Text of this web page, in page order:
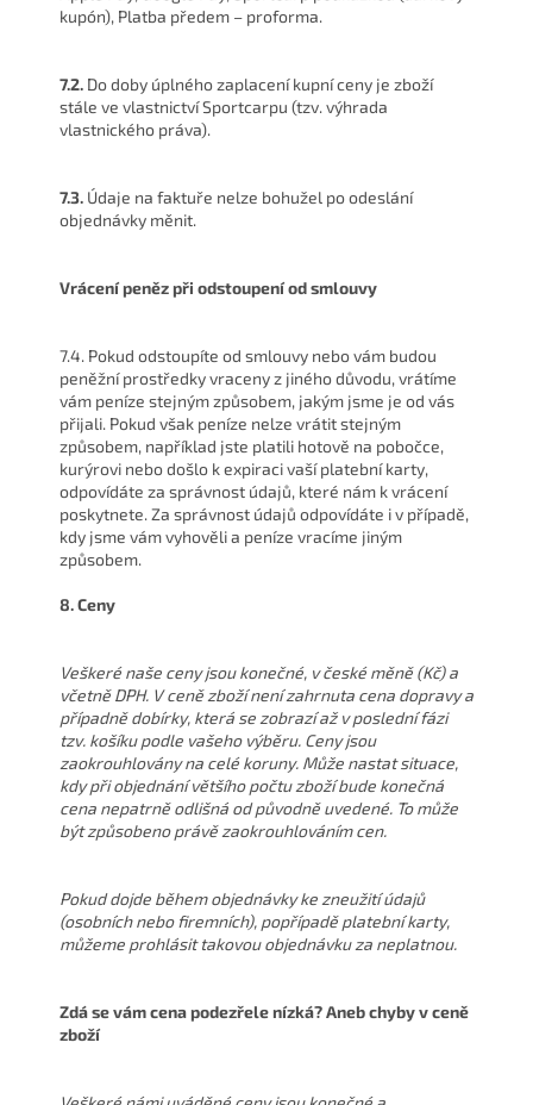
kupón), Platba předem – proforma.
7.2. Do doby úplného zaplacení kupní ceny je zboží
stále ve vlastnictví Sportcarpu (tzv. výhrada
vlastnického práva).
7.3. Údaje na faktuře nelze bohužel po odeslání
objednávky měnit.
Vrácení peněz při odstoupení od smlouvy
7.4. Pokud odstoupíte od smlouvy nebo vám budou
peněžní prostředky vraceny z jiného důvodu, vrátíme
vám peníze stejným způsobem, jakým jsme je od vás
přijali. Pokud však peníze nelze vrátit stejným
způsobem, například jste platili hotově na pobočce,
kurýrovi nebo došlo k expiraci vaší platební karty,
odpovídáte za správnost údajů, které nám k vrácení
poskytnete. Za správnost údajů odpovídáte i v případě,
kdy jsme vám vyhověli a peníze vracíme jiným
způsobem.
8. Ceny
Veškeré naše ceny jsou konečné, v české měně (Kč) a
včetně DPH. V ceně zboží není zahrnuta cena dopravy a
případně dobírky, která se zobrazí až v poslední fázi
tzv. košíku podle vašeho výběru. Ceny jsou
zaokrouhlovány na celé koruny. Může nastat situace,
kdy při objednání většího počtu zboží bude konečná
cena nepatrně odlišná od původně uvedené. To může
být způsobeno právě zaokrouhlováním cen.
Pokud dojde během objednávky ke zneužití údajů
(osobních nebo firemních), popřípadě platební karty,
můžeme prohlásit takovou objednávku za neplatnou.
Zdá se vám cena podezřele nízká? Aneb chyby v ceně
zboží